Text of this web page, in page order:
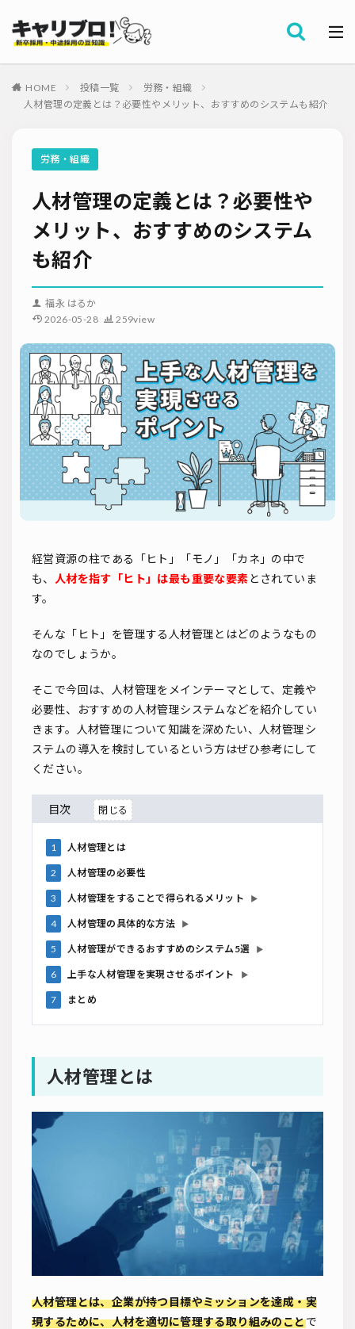
HOME 投稿一覧
労務・組織
人材管理の定義とは？必要性やメリット、おすすめのシステムも紹介
労務・組織
人材管理の定義とは？必要性や
メリット、おすすめのシステム
も紹介
福永 はるか
2026-05-28
259view
経営資源の柱である「ヒト」「モノ」「カネ」の中で
も、
人材を指す「ヒト」は最も重要な要素とされていま
す。
そんな「ヒト」を管理する人材管理とはどのようなもの
なのでしょうか。
そこで今回は、人材管理をメインテーマとして、定義や
必要性、おすすめの人材管理システムなどを紹介してい
きます。人材管理について知識を深めたい、人材管理シ
ステムの導入を検討しているという方はぜひ参考にして
ください。
目次
1 人材管理とは
2 人材管理の必要性
3 人材管理をすることで得られるメリット ▶
4 人材管理の具体的な方法 ▶
5 人材管理ができるおすすめのシステム5選 ▶
6 上手な人材管理を実現させるポイント ▶
7 まとめ
人材管理とは
人材管理とは、企業が持つ目標やミッションを達成・実
現するために、人材を適切に管理する取り組みのことで
カテゴリー
タグ
就職サイト
ダイレクトリクルーティング
採用ノウハウ
採用ツール
採用計画
母集団の形成確保
エンジニア採用
採用イベント・合説
面接・選考
内定フォロー
内定辞退
採用コンサルティング
採用動向
Iターン・Uターン
適性検査
新人研修
ソーシャルリクルーティング
入社式 AI・RPA
検索
労務・組織
メルマガ登録
お問い合わせ